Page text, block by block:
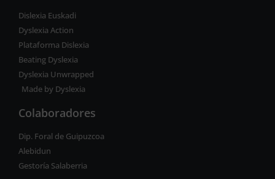
Dislexia Euskadi
Dyslexia Action
Plataforma Dislexia
Beating Dyslexia
Dyslexia Unwrapped
Made by Dyslexia
Colaboradores
Dip. Foral de Guipuzcoa
Alebidun
Gestoría Salaberria